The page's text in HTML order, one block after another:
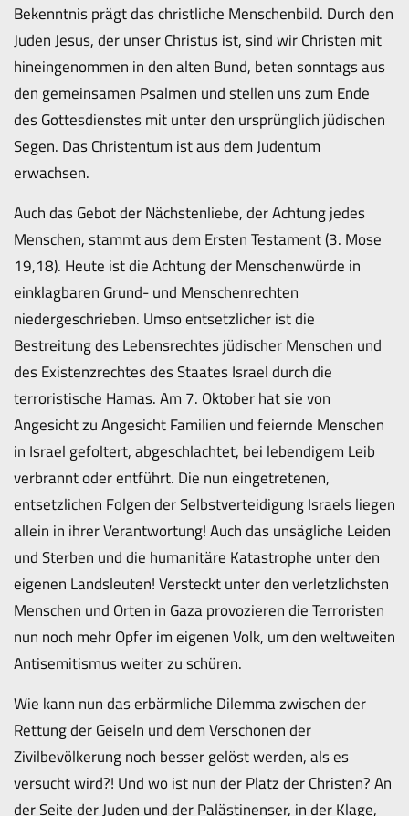
Bekenntnis prägt das christliche Menschenbild. Durch den
Juden Jesus, der unser Christus ist, sind wir Christen mit
hineingenommen in den alten Bund, beten sonntags aus
den gemeinsamen Psalmen und stellen uns zum Ende
des Gottesdienstes mit unter den ursprünglich jüdischen
Segen. Das Christentum ist aus dem Judentum
erwachsen.
Auch das Gebot der Nächstenliebe, der Achtung jedes
Menschen, stammt aus dem Ersten Testament (3. Mose
19,18). Heute ist die Achtung der Menschenwürde in
einklagbaren Grund- und Menschenrechten
niedergeschrieben. Umso entsetzlicher ist die
Bestreitung des Lebensrechtes jüdischer Menschen und
des Existenzrechtes des Staates Israel durch die
terroristische Hamas. Am 7. Oktober hat sie von
Angesicht zu Angesicht Familien und feiernde Menschen
in Israel gefoltert, abgeschlachtet, bei lebendigem Leib
verbrannt oder entführt. Die nun eingetretenen,
entsetzlichen Folgen der Selbstverteidigung Israels liegen
allein in ihrer Verantwortung! Auch das unsägliche Leiden
und Sterben und die humanitäre Katastrophe unter den
eigenen Landsleuten! Versteckt unter den verletzlichsten
Menschen und Orten in Gaza provozieren die Terroristen
nun noch mehr Opfer im eigenen Volk, um den weltweiten
Antisemitismus weiter zu schüren.
Wie kann nun das erbärmliche Dilemma zwischen der
Rettung der Geiseln und dem Verschonen der
Zivilbevölkerung noch besser gelöst werden, als es
versucht wird?! Und wo ist nun der Platz der Christen? An
der Seite der Juden und der Palästinenser, in der Klage,